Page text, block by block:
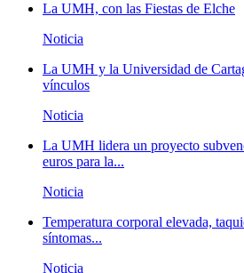
La UMH, con las Fiestas de Elche
Noticia
La UMH y la Universidad de
vínculos
Noticia
La UMH lidera un proyecto
euros para la...
Noticia
Temperatura corporal elevada,
síntomas...
Noticia